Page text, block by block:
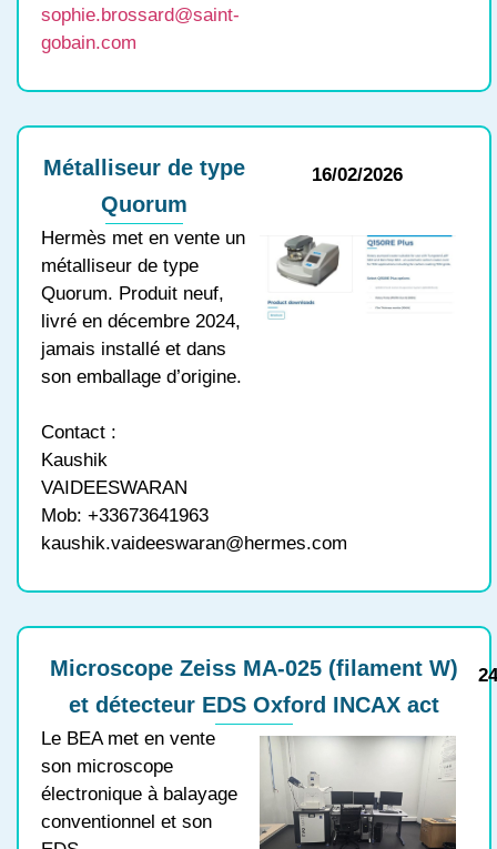
sophie.brossard@saint-
gobain.com
Métalliseur de type
Quorum
16/02/2026
Hermès met en vente un
métalliseur de type
Quorum. Produit neuf,
livré en décembre 2024,
jamais installé et dans
son emballage d’origine.
Contact :
Kaushik
VAIDEESWARAN
Mob: +33673641963
kaushik.vaideeswaran@hermes.com
Microscope Zeiss MA-025 (filament W)
et détecteur EDS Oxford INCAX act
Le BEA met en vente
son microscope
électronique à balayage
conventionnel et son